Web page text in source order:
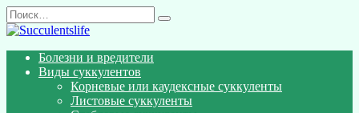
Перейти
к
Search
for:
Болезни и вредители
Виды суккулентов
Корневые или каудексные суккуленты
Листовые суккуленты